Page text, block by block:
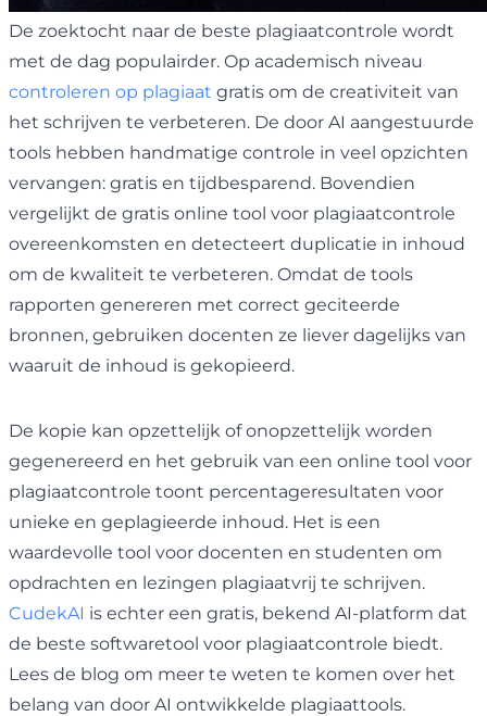
De zoektocht naar de beste plagiaatcontrole wordt
met de dag populairder. Op academisch niveau
controleren op plagiaat gratis om de creativiteit van
het schrijven te verbeteren. De door AI aangestuurde
tools hebben handmatige controle in veel opzichten
vervangen: gratis en tijdbesparend. Bovendien
vergelijkt de gratis online tool voor plagiaatcontrole
overeenkomsten en detecteert duplicatie in inhoud
om de kwaliteit te verbeteren. Omdat de tools
rapporten genereren met correct geciteerde
bronnen, gebruiken docenten ze liever dagelijks van
waaruit de inhoud is gekopieerd.
De kopie kan opzettelijk of onopzettelijk worden
gegenereerd en het gebruik van een online tool voor
plagiaatcontrole toont percentageresultaten voor
unieke en geplagieerde inhoud. Het is een
waardevolle tool voor docenten en studenten om
opdrachten en lezingen plagiaatvrij te schrijven.
CudekAI is echter een gratis, bekend AI-platform dat
de beste softwaretool voor plagiaatcontrole biedt.
Lees de blog om meer te weten te komen over het
belang van door AI ontwikkelde plagiaattools.